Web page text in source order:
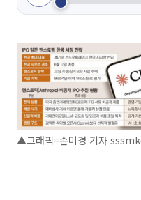
▲그래픽=손미경 기자